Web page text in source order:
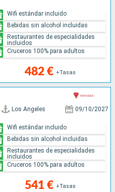
482 € +Tasas
Wifi estándar incluido
Bebidas sin alcohol incluidas
Restaurantes de especialidades
incluidos
Cruceros 100% para adultos
Los Angeles 09/10/2027
541 € +Tasas
Wifi estándar incluido
Bebidas sin alcohol incluidas
Restaurantes de especialidades
incluidos
Cruceros 100% para adultos